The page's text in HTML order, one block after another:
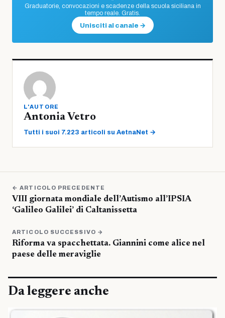
Graduatorie, convocazioni e scadenze della scuola siciliana in
tempo reale. Gratis.
Unisciti al canale →
L'AUTORE
Antonia Vetro
Tutti i suoi 7.223 articoli su AetnaNet →
← ARTICOLO PRECEDENTE
VIII giornata mondiale dell’Autismo all’IPSIA
‘Galileo Galilei’ di Caltanissetta
ARTICOLO SUCCESSIVO →
Riforma va spacchettata. Giannini come alice nel
paese delle meraviglie
Da leggere anche